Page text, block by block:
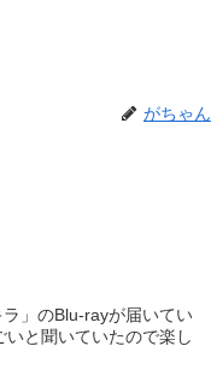
がちゃん
」のBlu-rayが届いてい
と聞いていたので楽し